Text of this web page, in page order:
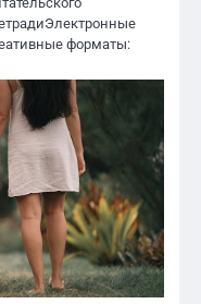
форматы: